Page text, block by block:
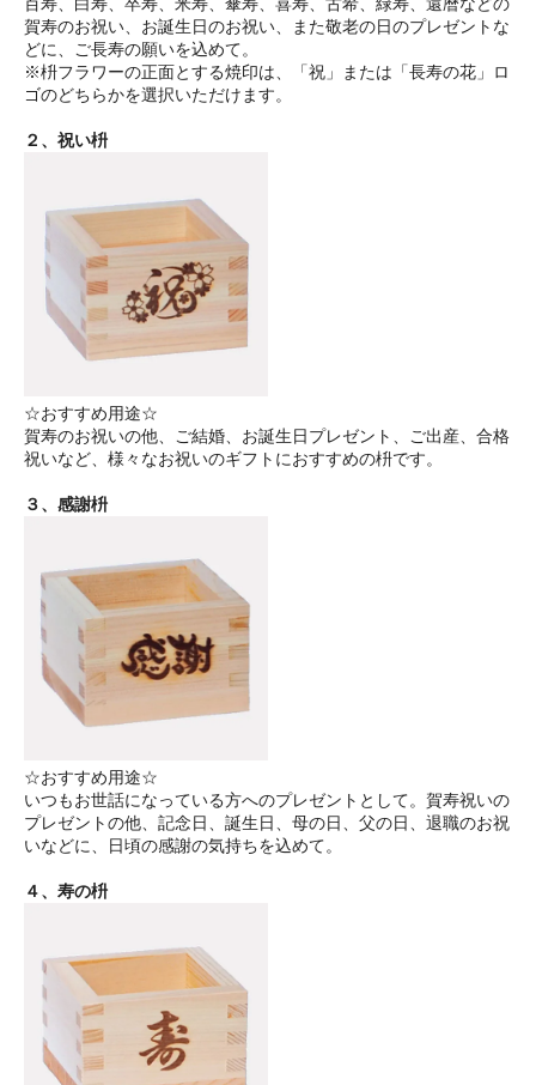
百寿、白寿、卒寿、米寿、傘寿、喜寿、古希、緑寿、還暦などの
賀寿のお祝い、お誕生日のお祝い、また敬老の日のプレゼントな
どに、ご長寿の願いを込めて。
※枡フラワーの正面とする焼印は、「祝」または「長寿の花」ロ
ゴのどちらかを選択いただけます。
２、祝い枡
☆おすすめ用途☆
賀寿のお祝いの他、ご結婚、お誕生日プレゼント、ご出産、合格
祝いなど、様々なお祝いのギフトにおすすめの枡です。
３、感謝枡
☆おすすめ用途☆
いつもお世話になっている方へのプレゼントとして。賀寿祝いの
プレゼントの他、記念日、誕生日、母の日、父の日、退職のお祝
いなどに、日頃の感謝の気持ちを込めて。
４、寿の枡